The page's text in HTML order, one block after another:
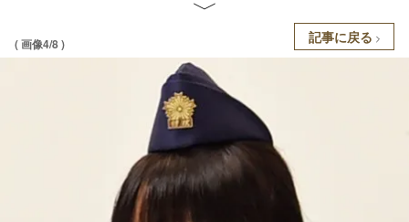
( 画像4/8 ) 記事に戻る